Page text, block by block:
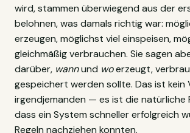
wird, stammen überwiegend aus der
belohnen, was damals richtig war:
erzeugen, möglichst viel einspeisen,
gleichmäßig verbrauchen. Sie sagen
darüber, wannund woerzeugt,
gespeichert werden sollte. Das ist kein
irgendjemanden — es ist die natürliche
dass ein System schneller erfolgreich
Regeln nachziehen konnten.